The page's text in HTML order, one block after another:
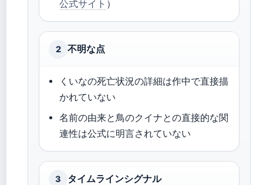
公式サイト ）
2 不明な点
くいなの死亡状況の詳細は作中で直接描
かれていない
名前の由来と鳥のクイナとの直接的な関
連性は公式に明言されていない
3 タイムラインシグナル